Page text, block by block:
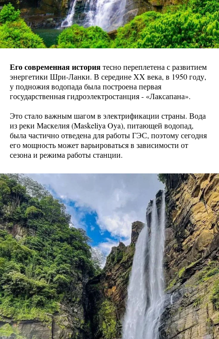
Его современная историятесно переплетена с развитием
энергетики Шри-Ланки. В середине XX века, в 1950 году,
у подножия водопада была построена первая
государственная гидроэлектростанция - «Лаксапана».
Это стало важным шагом в электрификации страны. Вода
из реки Маскелия (Maskeliya Oya), питающей водопад,
была частично отведена для работы ГЭС, поэтому сегодня
его мощность может варьироваться в зависимости от
сезона и режима работы станции.